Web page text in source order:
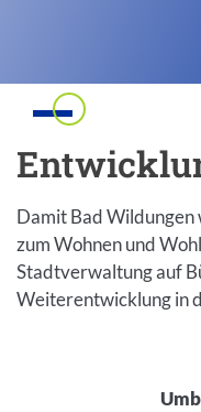
Einleitung
Damit Bad Wildungen
zum Wohnen und
Stadtverwaltung auf
Weiterentwicklung in